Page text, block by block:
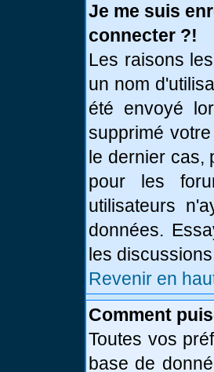
Je me suis
connecter ?!
Les raisons
un nom
été envoyé
supprimé
le dernier cas,
pour les
utilisateurs
données.
les
Revenir en
Comment
Toutes vos
base de